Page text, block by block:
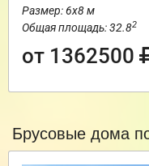
Размер: 6х8 м
Общая площадь: 32.82
от 1362500
Брусовые дома